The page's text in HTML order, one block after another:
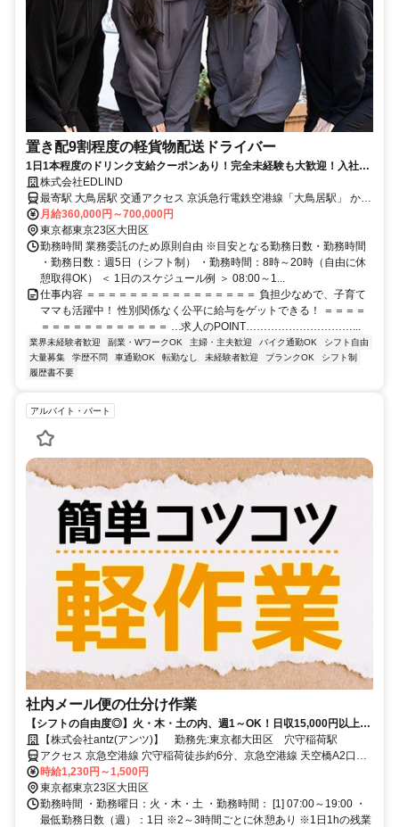
置き配9割程度の軽貨物配送ドライバー
1日1本程度のドリンク支給クーポンあり！完全未経験も大歓迎！入社3
ヶ月以内に90％が月50万円を達成しています。
株式会社EDLIND
最寄駅 大鳥居駅 交通アクセス 京浜急行電鉄空港線「大鳥居駅」 から
徒歩10分 ●転勤なし ●車・バイク通勤OK
月給360,000円～700,000円
東京都東京23区大田区
勤務時間 業務委託のため原則自由 ※目安となる勤務日数・勤務時間
・勤務日数：週5日（シフト制） ・勤務時間：8時～20時（自由に休
憩取得OK） ＜ 1日のスケジュール例 ＞ 08:00～1...
仕事内容 ＝＝＝＝＝＝＝＝＝＝＝＝＝＝＝＝ 負担少なめで、子育て
ママも活躍中！ 性別関係なく公平に給与をゲットできる！ ＝＝＝＝
＝＝＝＝＝＝＝＝＝＝＝＝ …求人のPOINT…………………………...
業界未経験者歓迎 副業・WワークOK 主婦・主夫歓迎 バイク通勤OK
シフト自由
大量募集
学歴不問 車通勤OK 転勤なし 未経験者歓迎 ブランクOK
シフト制
履歴書不要
アルバイト・パート
社内メール便の仕分け作業
【シフトの自由度◎】火・木・土の内、週1～OK！日収15,000円以上も
可！早く終わっても定時時間保証！◎
【株式会社antz(アンツ)】 勤務先:東京都大田区 穴守稲荷駅
アクセス 京急空港線 穴守稲荷徒歩約6分、京急空港線 天空橋A2口徒
歩約8分、京急空港線 天空橋A2口徒歩約8分
時給1,230円～1,500円
東京都東京23区大田区
勤務時間 ・勤務曜日：火・木・土 ・勤務時間： [1] 07:00～19:00 ・
最低勤務日数（週）：1日 ※2～3時間ごとに休憩あり ※1日1hの残業